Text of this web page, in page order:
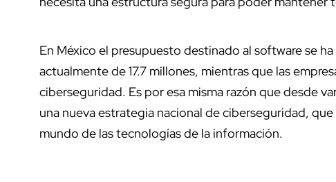
En México el presupuesto destinado al software se
actualmente de 17.7 millones, mientras que las
ciberseguridad. Es por esa misma razón que desde
una nueva estrategia nacional de ciberseguridad,
mundo de las tecnologías de la información.